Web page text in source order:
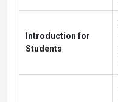
Introduction for
Students